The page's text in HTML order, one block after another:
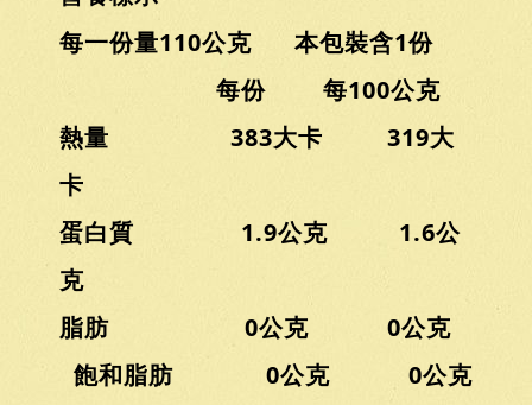
每一份量110公克 本包裝含1份
每份 每100公克
熱量 383大卡 319大
卡
蛋白質 1.9公克 1.6公
克
脂肪 0公克 0公克
飽和脂肪 0公克 0公克